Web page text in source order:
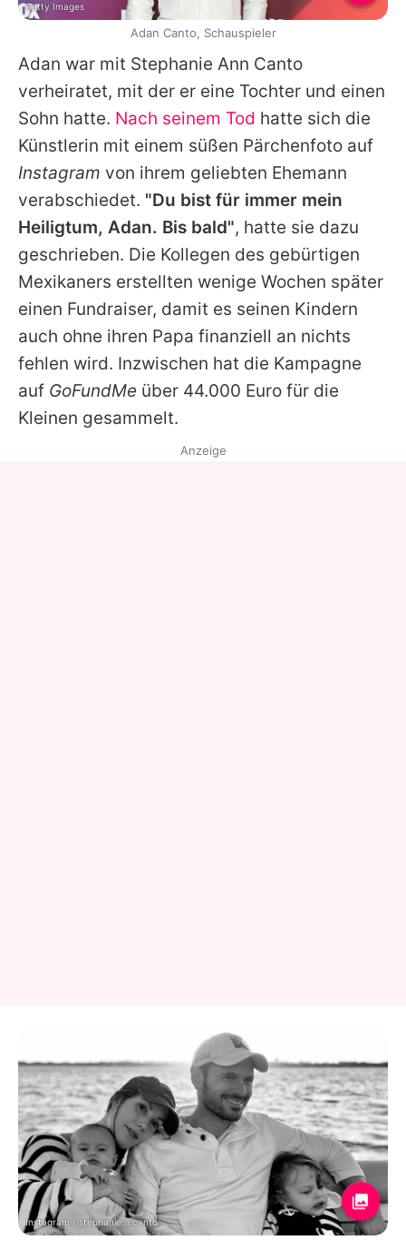
Adan war mit Stephanie Ann Canto
verheiratet, mit der er eine Tochter und einen
Sohn hatte. Nach seinem Tod hatte sich die
Künstlerin mit einem süßen Pärchenfoto auf
Instagram von ihrem geliebten Ehemann
verabschiedet. "Du bist für immer mein
Heiligtum, Adan. Bis bald", hatte sie dazu
geschrieben. Die Kollegen des gebürtigen
Mexikaners erstellten wenige Wochen später
einen Fundraiser, damit es seinen Kindern
auch ohne ihren Papa finanziell an nichts
fehlen wird. Inzwischen hat die Kampagne
auf GoFundMe über 44.000 Euro für die
Kleinen gesammelt.
Getty Images
Adan Canto, Schauspieler
Anzeige
Instagram / stephanie.a.canto